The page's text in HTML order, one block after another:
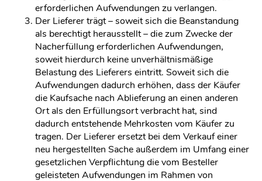
erforderlichen Aufwendungen zu verlangen.
Der Lieferer trägt – soweit sich die Beanstandung
als berechtigt herausstellt – die zum Zwecke der
Nacherfüllung erforderlichen Aufwendungen,
soweit hierdurch keine unverhältnismäßige
Belastung des Lieferers eintritt. Soweit sich die
Aufwendungen dadurch erhöhen, dass der Käufer
die Kaufsache nach Ablieferung an einen anderen
Ort als den Erfüllungsort verbracht hat, sind
dadurch entstehende Mehrkosten vom Käufer zu
tragen. Der Lieferer ersetzt bei dem Verkauf einer
neu hergestellten Sache außerdem im Umfang einer
gesetzlichen Verpflichtung die vom Besteller
geleisteten Aufwendungen im Rahmen von